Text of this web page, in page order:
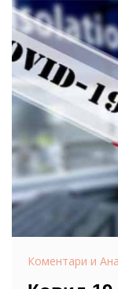
Коментари и